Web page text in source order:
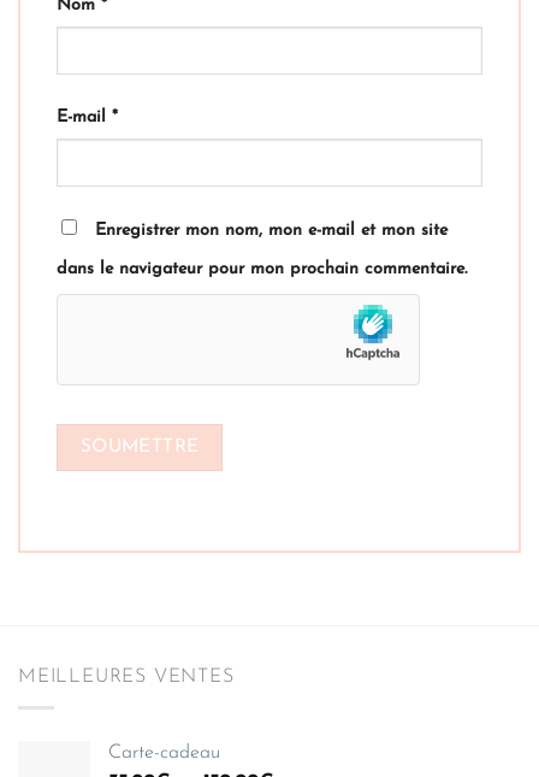
Nom *
E-mail *
Enregistrer mon nom, mon e-mail et mon site
dans le navigateur pour mon prochain commentaire.
MEILLEURES VENTES
Carte-cadeau